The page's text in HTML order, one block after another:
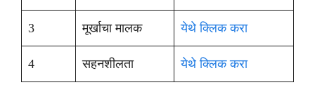
3 मूर्खाचा मालक येथे क्लिक करा
4 सहनशीलता येथे क्लिक करा